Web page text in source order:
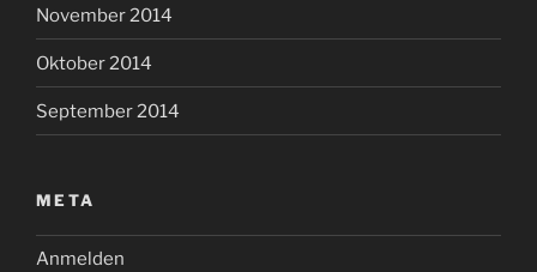
November 2014
Oktober 2014
September 2014
META
Anmelden